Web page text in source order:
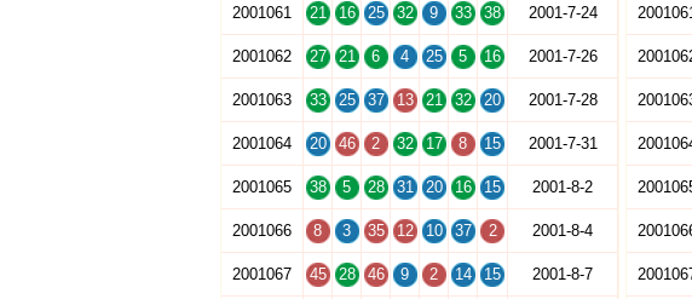
2001061 21 16 25 32 9 33 38 2001-7-24
2001062 27 21 6 4 25 5 16 2001-7-26
2001063 33 25 37 13 21 32 20 2001-7-28
2001064 20 46 2 32 17 8 15 2001-7-31
2001065 38 5 28 31 20 16 15 2001-8-2
2001066 8 3 35 12 10 37 2 2001-8-4
2001067 45 28 46 9 2 14 15 2001-8-7